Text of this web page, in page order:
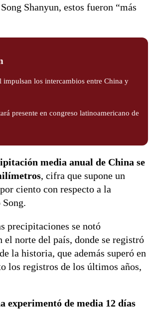
Shanyun, estos fueron “más
los intercambios entre China y
presente en congreso latinoamericano de
media anual de China se
, cifra que supone un
ciento con respecto a la
precipitaciones se notó
el norte del país, donde se registró
la historia, que además superó en
los registros de los últimos años,
experimentó de media 12 días